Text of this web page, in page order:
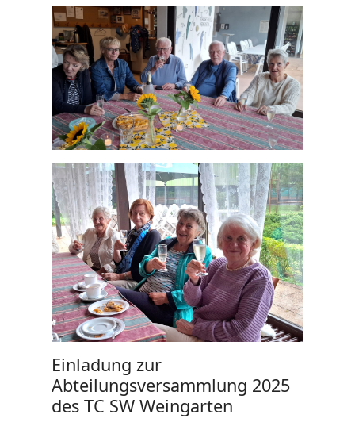
Einladung zur
Abteilungsversammlung 2025
des TC SW Weingarten